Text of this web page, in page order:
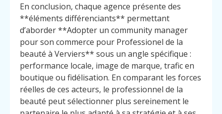
En conclusion, chaque agence présente des
**éléments différenciants** permettant
d’aborder **Adopter un community manager
pour son commerce pour Professionel de la
beauté à Verviers** sous un angle spécifique :
performance locale, image de marque, trafic en
boutique ou fidélisation. En comparant les forces
réelles de ces acteurs, le professionnel de la
beauté peut sélectionner plus sereinement le